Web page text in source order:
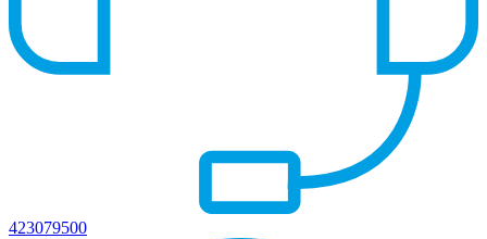
423079500